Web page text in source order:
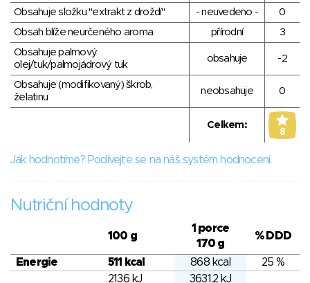
Obsahuje složku "extrakt z droždí"
- neuvedeno -
0
Obsah blíže neurčeného aroma
přírodní
3
Obsahuje palmový
olej/tuk/palmojádrový tuk
obsahuje -2
Obsahuje (modifikovaný) škrob,
želatinu
neobsahuje 0
Celkem:
8
Jak hodnotíme? Podívejte se na náš systém hodnocení.
Nutriční hodnoty
100 g
1 porce
170 g
% DDD
Energie 511 kcal 868 kcal
25 %
2136 kJ
3631.2 kJ